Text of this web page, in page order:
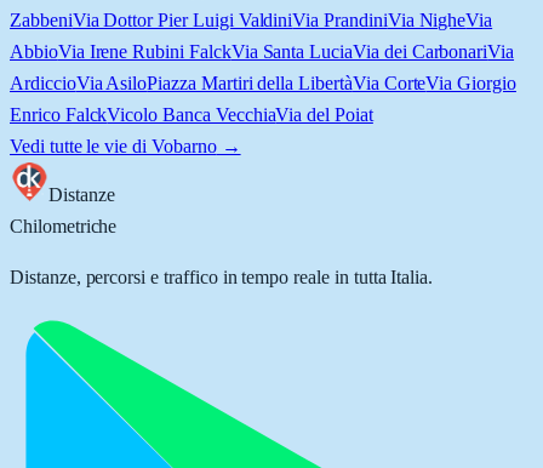
ZabbeniVia Dottor Pier Luigi ValdiniVia PrandiniVia NigheVia
AbbioVia Irene Rubini FalckVia Santa LuciaVia dei CarbonariVia
ArdiccioVia AsiloPiazza Martiri della LibertàVia CorteVia Giorgio
Enrico FalckVicolo Banca VecchiaVia del Poiat
Vedi tutte le vie di Vobarno→
Distanze
Chilometriche
Distanze, percorsi e traffico in tempo reale in tutta Italia.